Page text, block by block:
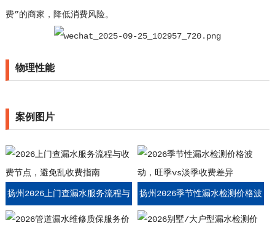
费”的商家，降低消费风险。
物理性能
案例图片
扬州2026上门查漏水服务流程与
收费节点，避免乱收费指南
扬州2026季节性漏水检测价格波
动，旺季vs淡季收费差异